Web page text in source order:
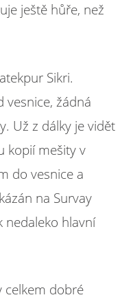
ještě hůře, než
Sikri.
vesnice, žádná
Už z dálky je vidět
kopií mešity v
do vesnice a
na Survay
nedaleko hlavní
celkem dobré